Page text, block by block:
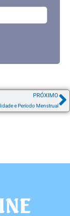
PRÓXIMO
e Período Menstrual